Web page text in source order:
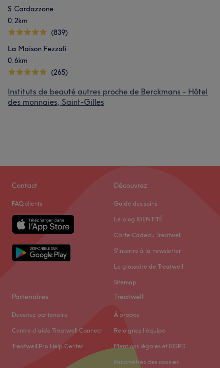
S.Cardazzone
0,2km
(839)
La Maison Fezzali
0,6km
(265)
Instituts de beauté autres proche de Berckmans - Hôtel
des monnaies, Saint-Gilles
Contact
FAQ clients
Découvrez
Guide des soins
Le blog IDENTITÉ
Carte Cadeau Treatwell
S'inscrire à la newsletter
Le glossaire de Treatwell
Sitemap
Partenaires
Devenez partenaire
Centre d'aide Treatwell Connect
Treatwell Pro Help Center
Treatwell
À propos
Rejoignez l'équipe
Mentions légales et RGPD
Paramètres des cookies